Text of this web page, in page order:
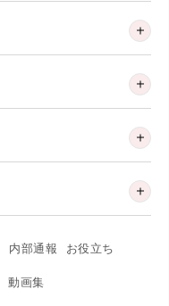
内部通報 お役立ち
動画集